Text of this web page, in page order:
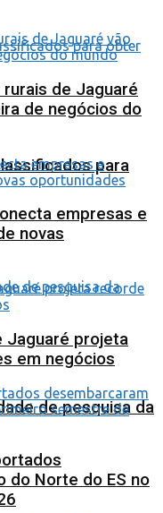
para
de pesquisa da
de Jaguaré
de negócios do
empresas e
novas
Jaguaré projeta
em negócios
do Norte do ES no